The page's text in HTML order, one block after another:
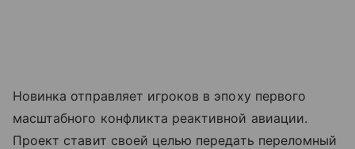
Новинка отправляет игроков в эпоху первого
масштабного конфликта реактивной авиации.
Проект ставит своей целью передать переломный